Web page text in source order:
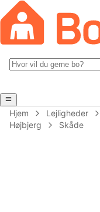
Hjem Lejligheder
Højbjerg
Skåde